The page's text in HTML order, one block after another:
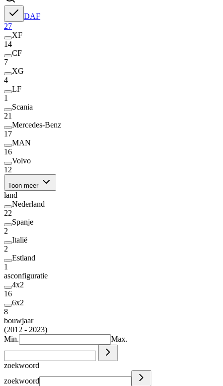
DAF
27
XF
14
CF
7
XG
4
LF
1
Scania
21
Mercedes-Benz
17
MAN
16
Volvo
12
Toon meer
land
Nederland
22
Spanje
2
Italië
2
Estland
1
asconfiguratie
4x2
16
6x2
8
bouwjaar
(2012 - 2023)
Min.
Max.
zoekwoord
zoekwoord